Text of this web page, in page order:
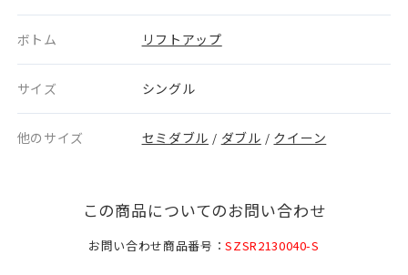
ボトム リフトアップ
サイズ シングル
他のサイズ セミダブル / ダブル / クイーン
この商品についてのお問い合わせ
お問い合わせ商品番号：SZSR2130040-S